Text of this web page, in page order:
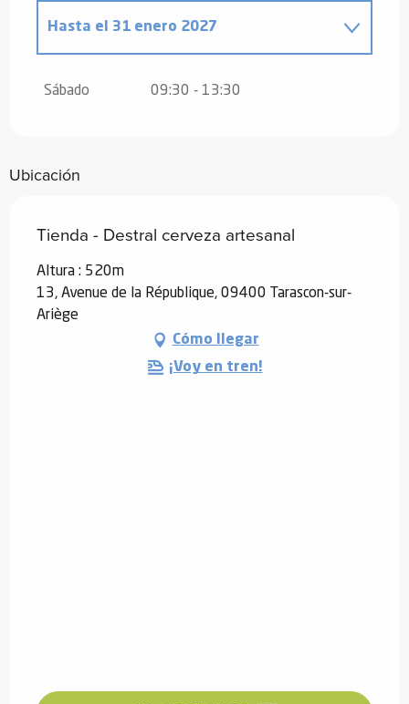
Del
Hasta el 31 enero 2027
Sábado 09:30 - 13:30
Ubicación
Tienda - Destral cerveza artesanal
Altura : 520m
13, Avenue de la République, 09400 Tarascon-sur-
Ariège
Cómo llegar
¡Voy en tren!